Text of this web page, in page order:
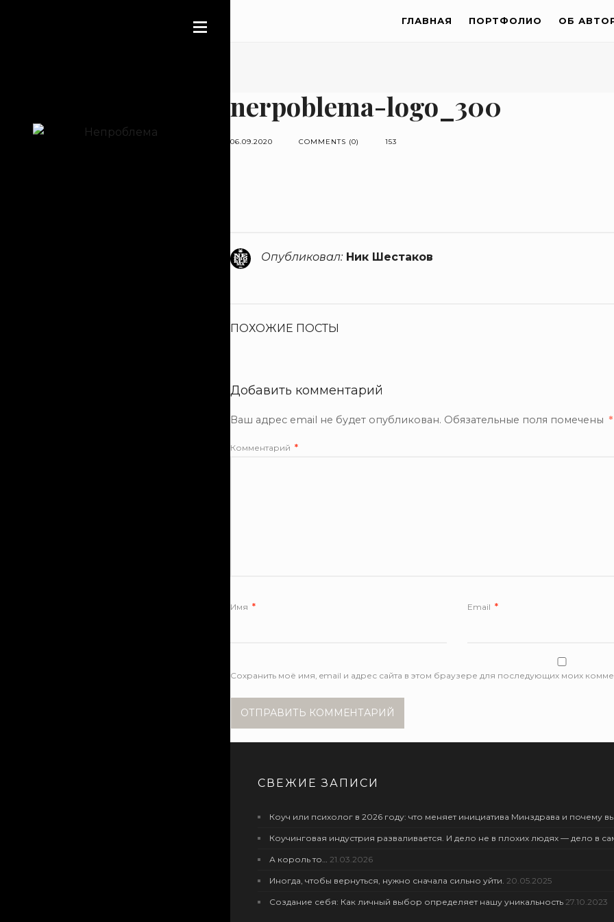
ГЛАВНАЯ ПОРТФОЛИО ОБ
nerpoblema-logo_300
06.09.2020 COMMENTS (0) 153
Опубликовал: Ник Шестаков
ПОХОЖИЕ ПОСТЫ
Добавить комментарий
Ваш адрес email не будет опубликован. Обязательные поля помечены *
Комментарий *
Имя * Email *
Сохранить моё имя, email и адрес сайта в этом браузере для последующих моих
СВЕЖИЕ ЗАПИСИ
Коуч или психолог в 2026 году: что меняет инициатива Минздрава и почему
Коучинговая индустрия разваливается. И дело не в плохих людях — дело в
А король то… 21.03.2026
Иногда, чтобы вернуться, нужно сначала сильно уйти. 20.05.2025
Создание себя: Как личный выбор определяет нашу уникальность 27.10.2023